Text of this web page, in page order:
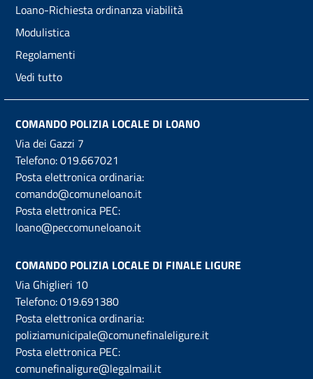
Loano-Richiesta ordinanza viabilità
Modulistica
Regolamenti
Vedi tutto
COMANDO POLIZIA LOCALE DI LOANO
Via dei Gazzi 7
Telefono:019.667021
Posta elettronica ordinaria:
comando@comuneloano.it
Posta elettronica PEC:
loano@peccomuneloano.it
COMANDO POLIZIA LOCALE DI FINALE LIGURE
Via Ghiglieri 10
Telefono:019.691380
Posta elettronica ordinaria:
poliziamunicipale@comunefinaleligure.it
Posta elettronica PEC:
comunefinaligure@legalmail.it